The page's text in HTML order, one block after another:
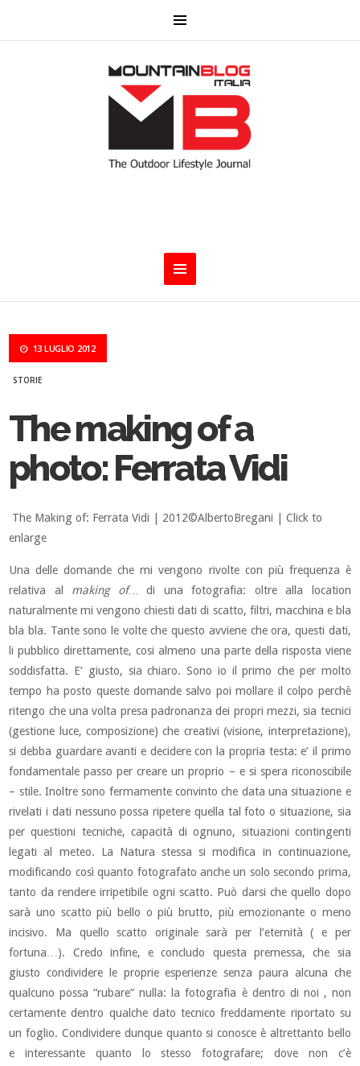
13 LUGLIO 2012
STORIE
The making of a
photo: Ferrata Vidi
The Making of: Ferrata Vidi | 2012©AlbertoBregani | Click to
enlarge
Una delle domande che mi vengono rivolte con più frequenza è
relativa al making of…
di una fotografia: oltre alla location
naturalmente mi vengono chiesti dati di scatto, filtri, macchina e bla
bla bla. Tante sono le volte che questo avviene che ora, questi dati,
li pubblico direttamente, cosi almeno una parte della risposta viene
soddisfatta. E’ giusto, sia chiaro. Sono io il primo che per molto
tempo ha posto queste domande salvo poi mollare il colpo perchè
ritengo che una volta presa padronanza dei propri mezzi, sia tecnici
(gestione luce, composizione) che creativi (visione, interpretazione),
si debba guardare avanti e decidere con la propria testa: e’ il primo
fondamentale passo per creare un proprio – e si spera riconoscibile
– stile. Inoltre sono fermamente convinto che data una situazione e
rivelati i dati nessuno possa ripetere quella tal foto o situazione, sia
per questioni tecniche, capacità di ognuno, situazioni contingenti
legati al meteo. La Natura stessa si modifica in continuazione,
modificando così quanto fotografato anche un solo secondo prima,
tanto da rendere irripetibile ogni scatto. Può darsi che quello dopo
sarà uno scatto più bello o più brutto, più emozionante o meno
incisivo. Ma quello scatto originale sarà per l’eternità ( e per
fortuna…). Credo infine, e concludo questa premessa, che sia
giusto condividere le proprie esperienze senza paura alcuna che
qualcuno possa “rubare” nulla: la fotografia è dentro di noi , non
certamente dentro qualche dato tecnico freddamente riportato su
un foglio. Condividere dunque quanto si conosce è altrettanto bello
e interessante quanto lo stesso fotografare; dove non c’è